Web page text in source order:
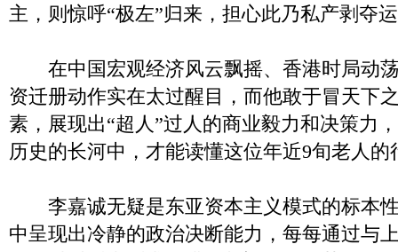
主，则惊呼“极左”归来，担心此乃私产剥夺
在中国宏观经济风云飘摇、香港时局动
资迁册动作实在太过醒目，而他敢于冒天下
素，展现出“超人”过人的商业毅力和决策力
历史的长河中，才能读懂这位年近9旬老人的
李嘉诚无疑是东亚资本主义模式的标本
中呈现出冷静的政治决断能力，每每通过与